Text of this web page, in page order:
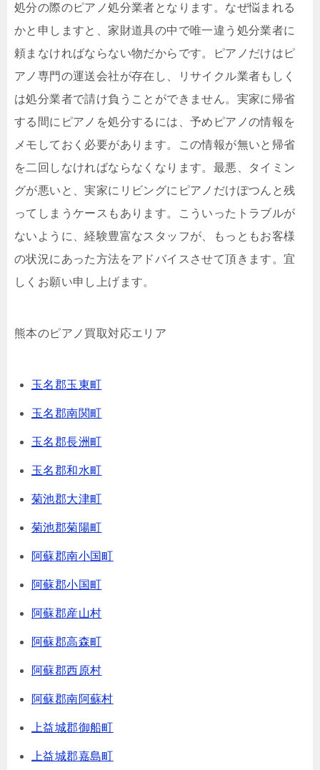
処分の際のピアノ処分業者となります。なぜ悩まれる
かと申しますと、家財道具の中で唯一違う処分業者に
頼まなければならない物だからです。ピアノだけはピ
アノ専門の運送会社が存在し、リサイクル業者もしく
は処分業者で請け負うことができません。実家に帰省
する間にピアノを処分するには、予めピアノの情報を
メモしておく必要があります。この情報が無いと帰省
を二回しなければならなくなります。最悪、タイミン
グが悪いと、実家にリビングにピアノだけぽつんと残
ってしまうケースもあります。こういったトラブルが
ないように、経験豊富なスタッフが、もっともお客様
の状況にあった方法をアドバイスさせて頂きます。宜
しくお願い申し上げます。
熊本のピアノ買取対応エリア
玉名郡玉東町
玉名郡南関町
玉名郡長洲町
玉名郡和水町
菊池郡大津町
菊池郡菊陽町
阿蘇郡南小国町
阿蘇郡小国町
阿蘇郡産山村
阿蘇郡高森町
阿蘇郡西原村
阿蘇郡南阿蘇村
上益城郡御船町
上益城郡嘉島町